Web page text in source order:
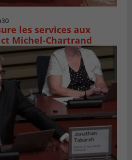
les services aux
Michel‑Chartrand